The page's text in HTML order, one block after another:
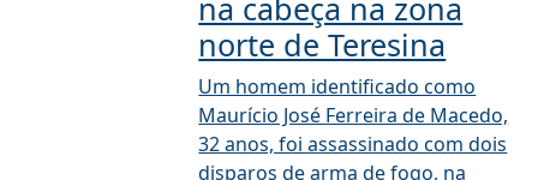
na cabeça na zona
norte de Teresina
Um homem identificado como
Maurício José Ferreira de Macedo,
32 anos, foi assassinado com dois
disparos de arma de fogo, na